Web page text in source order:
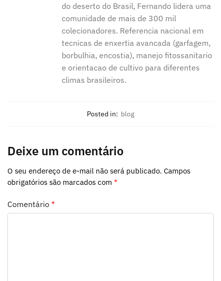
do deserto do Brasil, Fernando lidera uma
comunidade de mais de 300 mil
colecionadores. Referencia nacional em
tecnicas de enxertia avancada (garfagem,
borbulhia, encostia), manejo fitossanitario
e orientacao de cultivo para diferentes
climas brasileiros.
Posted in: blog
Deixe um comentário
O seu endereço de e-mail não será publicado. Campos
obrigatórios são marcados com *
Comentário *